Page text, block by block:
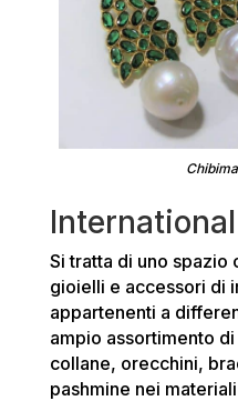
Si tratta di uno
gioielli e accessori di
appartenenti a
ampio assortimento
collane, orecchini,
pashmine nei materiali